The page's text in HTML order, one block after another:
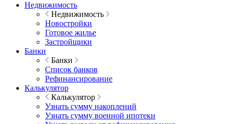
Недвижимость
Недвижимость
Новостройки
Готовое жилье
Застройщики
Банки
Банки
Список банков
Рефинансирование
Калькулятор
Калькулятор
Узнать сумму накоплений
Узнать сумму военной ипотеки